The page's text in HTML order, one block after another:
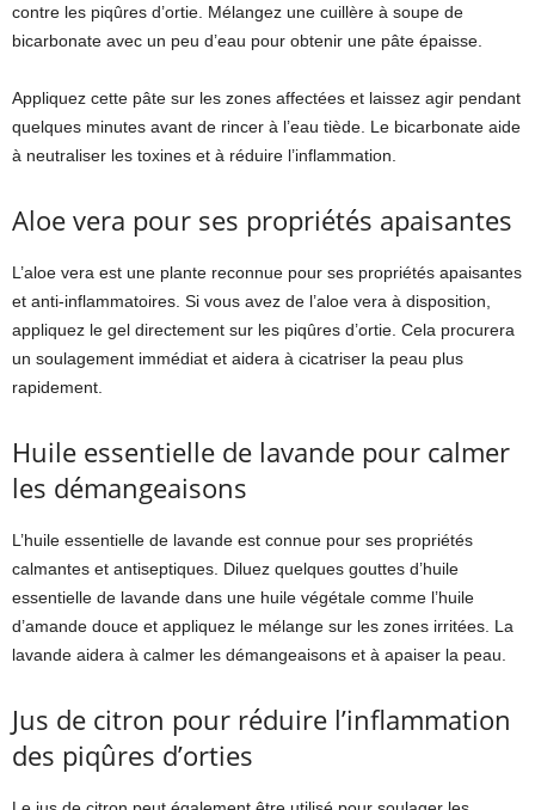
contre les piqûres d’ortie. Mélangez une cuillère à soupe de
bicarbonate avec un peu d’eau pour obtenir une pâte épaisse.
Appliquez cette pâte sur les zones affectées et laissez agir pendant
quelques minutes avant de rincer à l’eau tiède. Le bicarbonate aide
à neutraliser les toxines et à réduire l’inflammation.
Aloe vera pour ses propriétés apaisantes
L’aloe vera est une plante reconnue pour ses propriétés apaisantes
et anti-inflammatoires. Si vous avez de l’aloe vera à disposition,
appliquez le gel directement sur les piqûres d’ortie. Cela procurera
un soulagement immédiat et aidera à cicatriser la peau plus
rapidement.
Huile essentielle de lavande pour calmer
les démangeaisons
L’huile essentielle de lavande est connue pour ses propriétés
calmantes et antiseptiques. Diluez quelques gouttes d’huile
essentielle de lavande dans une huile végétale comme l’huile
d’amande douce et appliquez le mélange sur les zones irritées. La
lavande aidera à calmer les démangeaisons et à apaiser la peau.
Jus de citron pour réduire l’inflammation
des piqûres d’orties